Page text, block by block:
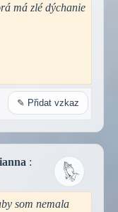
má zlé dýchanie
✎ Přidat vzkaz
:
som nemala